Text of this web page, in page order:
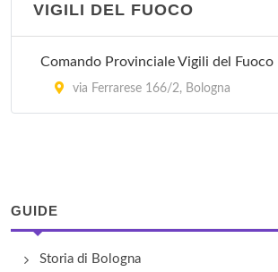
Ufficio Bologna Succursale 5
Ufficio Bologna Succursale 1
Viale Pietro Pietramellara 18, Bologna
Ufficio Bologna Succursale 11
Via San Mamolo 62, Bologna
VIGILI DEL FUOCO
Comando Provinciale Vigili del Fuoco
via Ferrarese 166/2, Bologna
GUIDE
Storia di Bologna